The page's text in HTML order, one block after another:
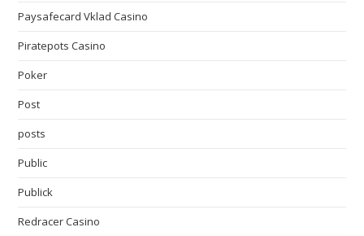
Paysafecard Vklad Casino
Piratepots Casino
Poker
Post
posts
Public
Publick
Redracer Casino